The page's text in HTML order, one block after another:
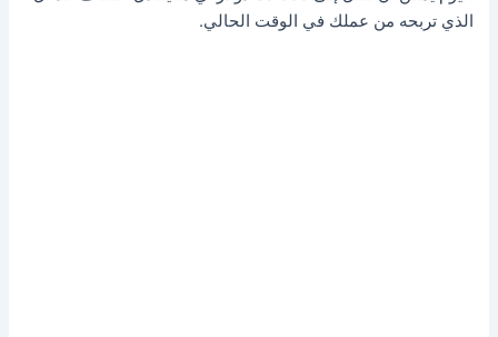
الذي تربحه من عملك في الوقت الحالي.